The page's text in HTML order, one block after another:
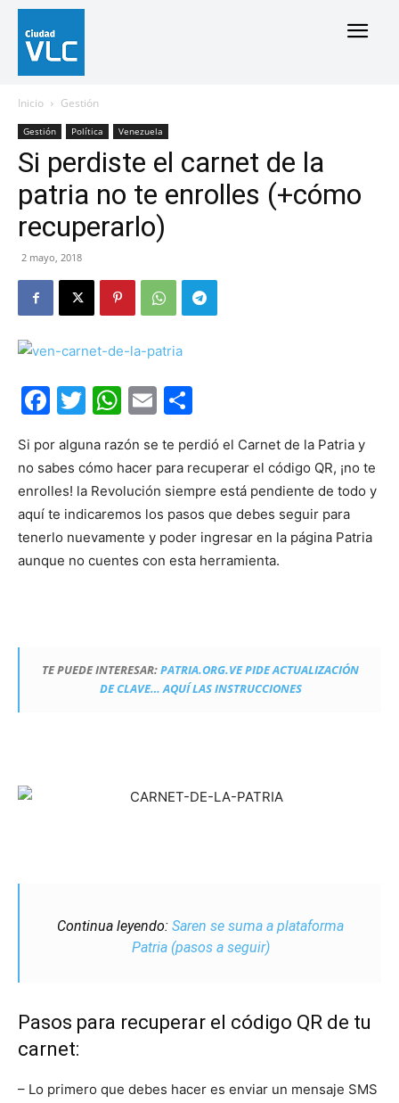
Inicio Gestión
Gestión Política Venezuela
Si perdiste el carnet de la
patria no te enrolles (+cómo
recuperarlo)
2 mayo, 2018
Facebook
Twitter
WhatsApp
Email
Si por alguna razón se te perdió el Carnet de la Patria y
no sabes cómo hacer para recuperar el código QR, ¡no te
enrolles! la Revolución siempre está pendiente de todo y
aquí te indicaremos los pasos que debes seguir para
tenerlo nuevamente y poder ingresar en la página Patria
aunque no cuentes con esta herramienta.
TE PUEDE INTERESAR:PATRIA.ORG.VE PIDE ACTUALIZACIÓN
DE CLAVE… AQUÍ LAS INSTRUCCIONES
Continua leyendo: Saren se suma a plataforma
Patria (pasos a seguir)
Pasos para recuperar el código QR de tu
carnet:
– Lo primero que debes hacer es enviar un mensaje SMS